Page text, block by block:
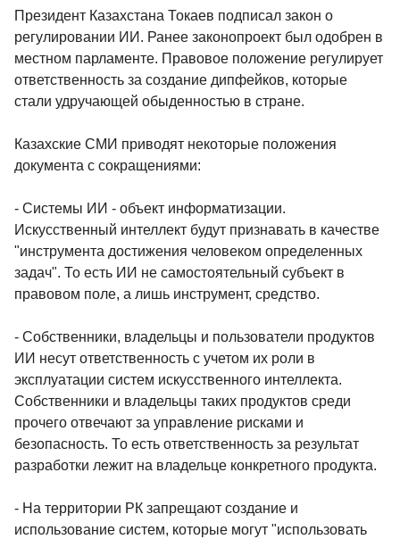
Президент Казахстана Токаев подписал закон о
регулировании ИИ. Ранее законопроект был одобрен в
местном парламенте. Правовое положение регулирует
ответственность за создание дипфейков, которые
стали удручающей обыденностью в стране.
Казахские СМИ приводят некоторые положения
документа с сокращениями:
- Системы ИИ - объект информатизации.
Искусственный интеллект будут признавать в качестве
"инструмента достижения человеком определенных
задач". То есть ИИ не самостоятельный субъект в
правовом поле, а лишь инструмент, средство.
- Собственники, владельцы и пользователи продуктов
ИИ несут ответственность с учетом их роли в
эксплуатации систем искусственного интеллекта.
Собственники и владельцы таких продуктов среди
прочего отвечают за управление рисками и
безопасность. То есть ответственность за результат
разработки лежит на владельце конкретного продукта.
- На территории РК запрещают создание и
использование систем, которые могут "использовать